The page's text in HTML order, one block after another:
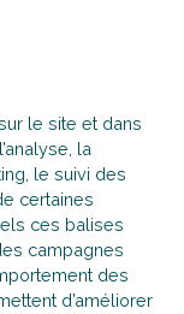
le site et dans
la
le suivi des
certaines
ces balises
campagnes
des
d’améliorer